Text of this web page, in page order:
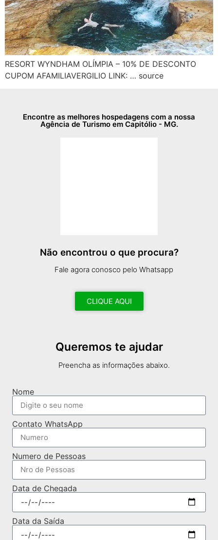
RESORT WYNDHAM OLÍMPIA – 10% DE DESCONTO
CUPOM AFAMILIAVERGILIO LINK: … source
Encontre as melhores hospedagens com a nossa
Agência de Turismo em Capitólio - MG.
Não encontrou o que procura?
Fale agora conosco pelo Whatsapp
CLIQUE AQUI
Queremos te ajudar
Preencha as informações abaixo.
Nome
Contato WhatsApp
Numero de Pessoas
Data de Chegada
Data da Saída